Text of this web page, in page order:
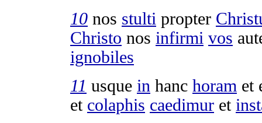
10 nos stulti propter
Christo nos infirmi vos
ignobiles
11 usque in hanc horam et
et colaphis caedimur et